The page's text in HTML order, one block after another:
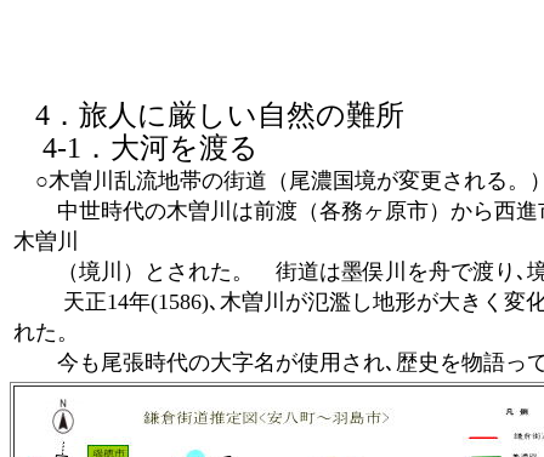
4．旅人に厳しい自然の難所
4-1．大河を渡る
○木曽川乱流地帯の街道（尾濃国境が変更される。
中世時代の木曽川は前渡（各務ヶ原市）から西進
木曽川
（境川）とされた。 街道は墨俣川を舟で渡り､境
天正14年(1586)､木曽川が氾濫し地形が大きく変
れた。
今も尾張時代の大字名が使用され､歴史を物語っ